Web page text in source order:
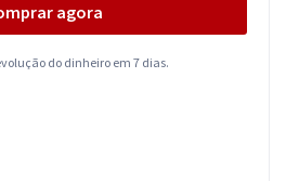
agora
do dinheiro em 7 dias.